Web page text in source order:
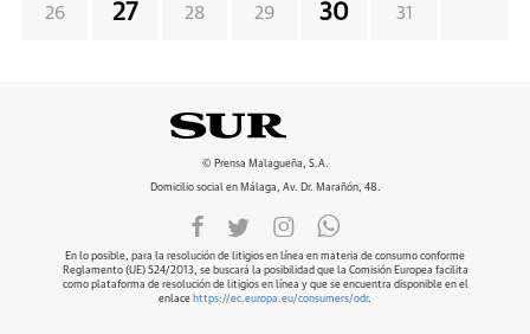
26 27 28 29 30 31
© Prensa Malagueña, S.A.
Domicilio social en Málaga, Av. Dr. Marañón, 48.
En lo posible, para la resolución de litigios en línea en materia de consumo conforme
Reglamento (UE) 524/2013, se buscará la posibilidad que la Comisión Europea facilita
como plataforma de resolución de litigios en línea y que se encuentra disponible en el
enlace https://ec.europa.eu/consumers/odr.